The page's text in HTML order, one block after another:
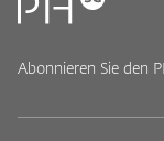
Abonnieren Sie den